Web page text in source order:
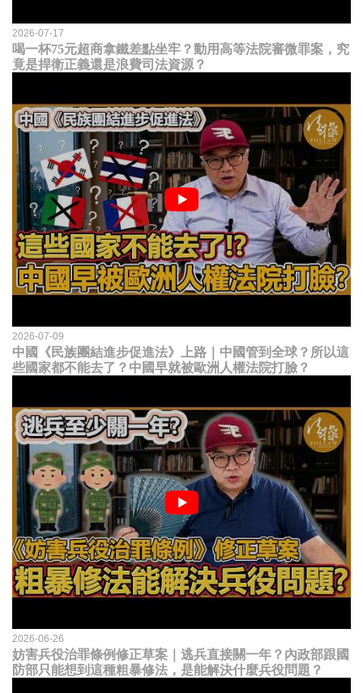
2026-07-17
喝一杯75元超商拿鐵差點坐牢？動用高等法院審微罪案，究
竟是捍衛正義還是浪費司法資源？
2026-07-09
中國《民族團結進步促進法》上路｜中國管到全球？所以這
些國家都不能去了？中國早就被歐洲人權法院打臉？
2026-06-26
妨害兵役治罪條例修正草案｜逃兵直接關一年？內政部跟國
防部只能想到這種粗暴修法，是能解決什麼兵役問題？